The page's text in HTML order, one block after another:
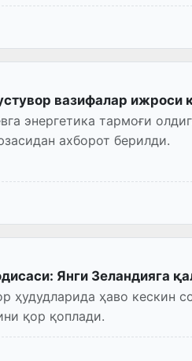
вазифалар ижроси
энергетика тармоғи
ахборот берилди.
Янги Зеландияга
ҳудудларида ҳаво кескин
қор қоплади.